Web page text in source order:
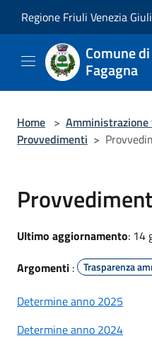
Regione Friuli Venezia
Comune
Fagagna
Home >
Provvedimenti >
Ultimo aggiornamento: 14
Argomenti : Trasparenza
Determine anno 2025
Determine anno 2024